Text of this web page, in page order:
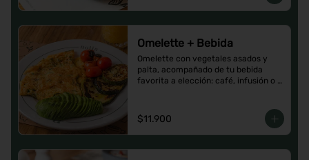
Omelette + Bebida
Omelette con vegetales asados y
palta, acompañado de tu bebida
favorita a elección: café, infusión o
$11.900